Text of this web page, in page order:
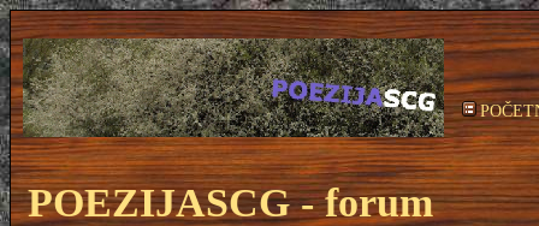
POEZIJASCG - forum